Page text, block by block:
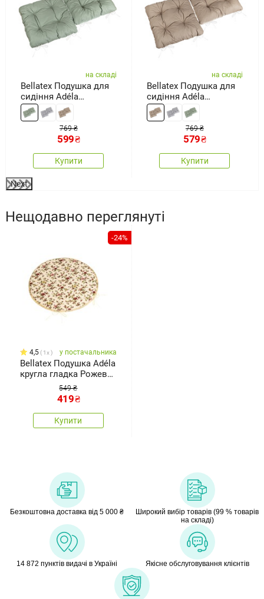
на складі
Bellatex Подушка для
сидіння Adéla
стьобана хакі, 40 x 40
см, набір 2 шт.
769 ₴
599₴
Купити
на складі
Bellatex Подушка для
сидіння Adéla
стьобана бежева, 40 x
40 см, набір 2 шт.
769 ₴
579₴
Купити
Next
Нещодавно переглянуті
-24%
4,5 1x у постачальника
Bellatex Подушка Adéla
кругла гладка Рожева,
549 ₴
419₴
Купити
Безкоштовна доставка від 5 000 ₴
Широкий вибір товарів (99 % товарів
на складі)
14 872 пунктів видачі в Україні Якісне обслуговування клієнтів